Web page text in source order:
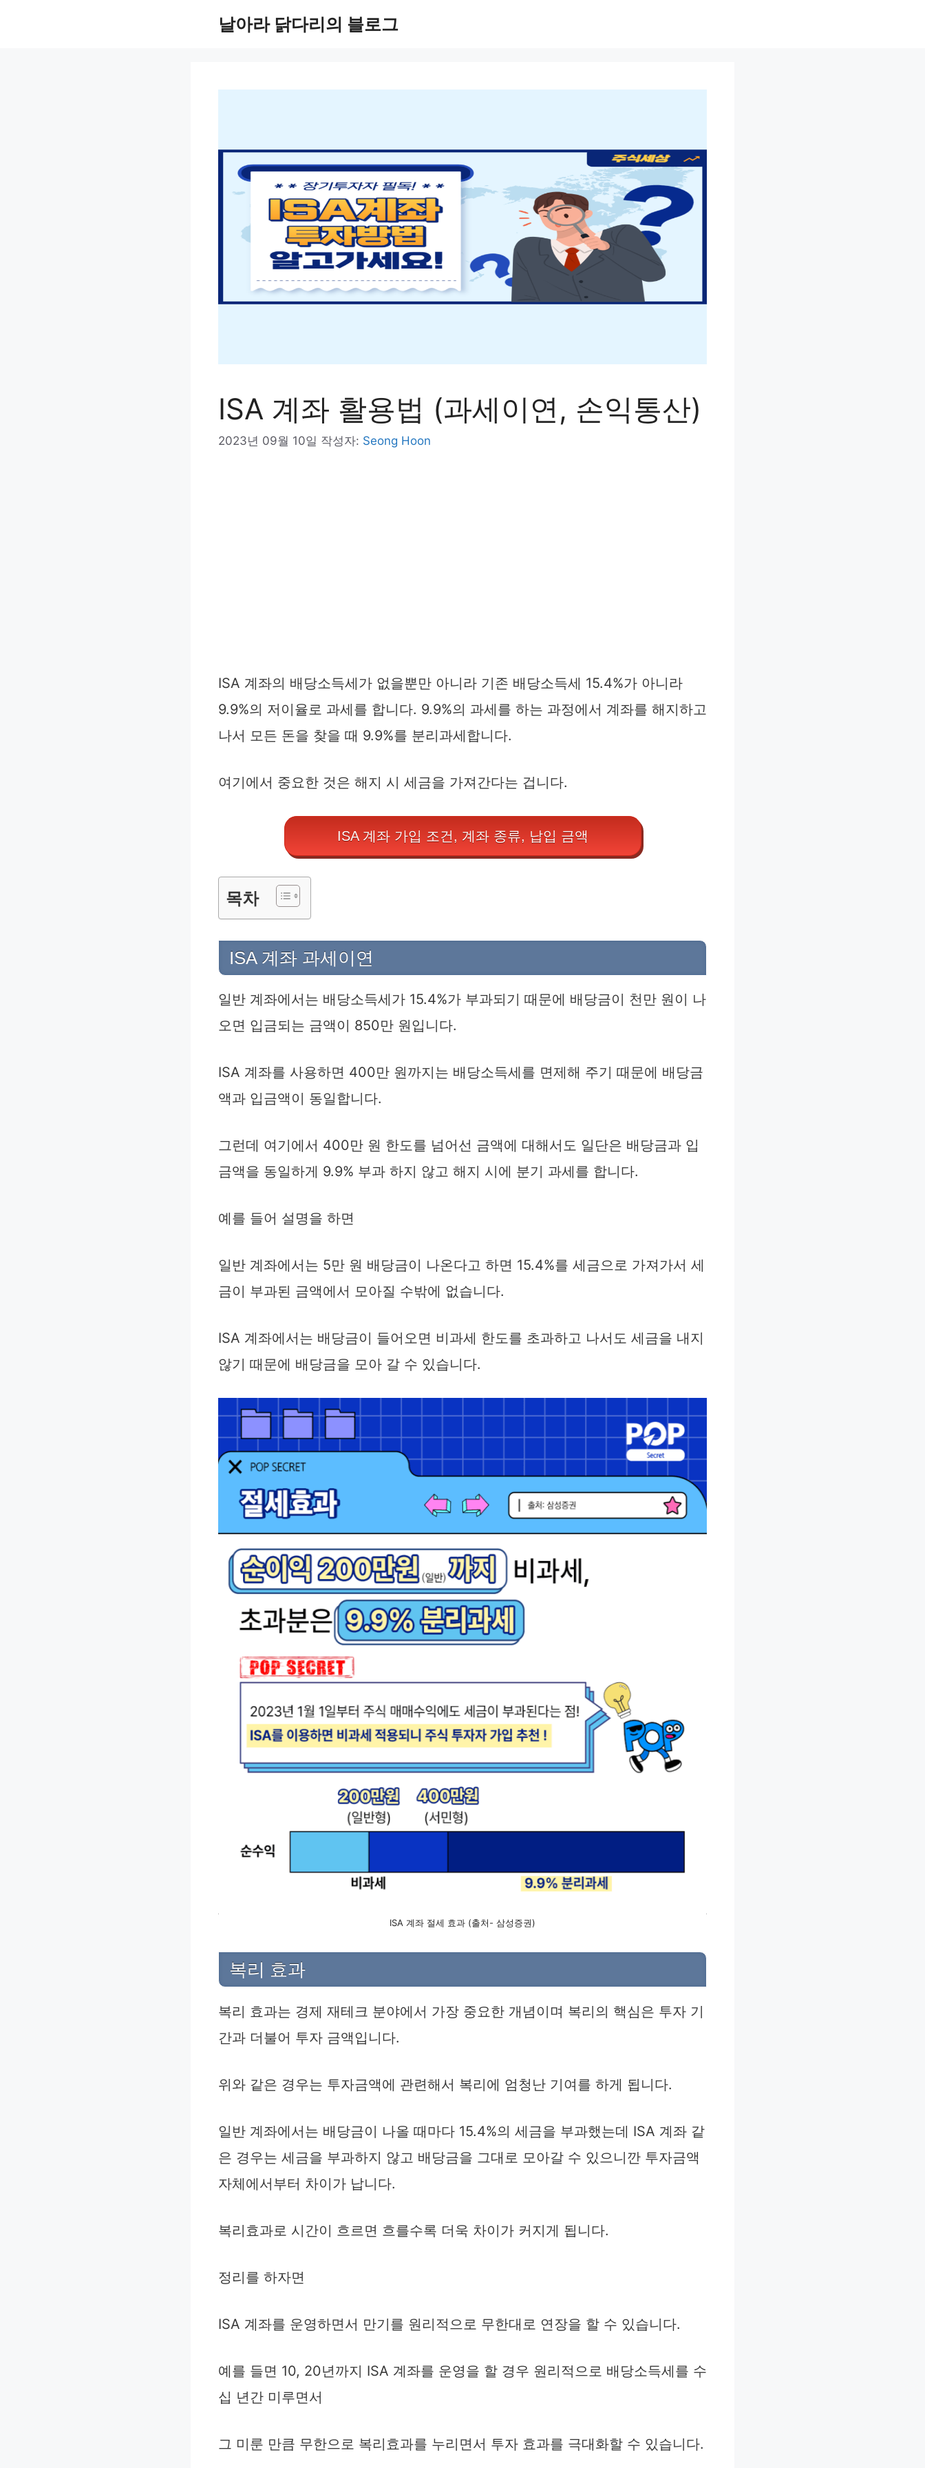
날아라 닭다리의 블로그
ISA 계좌 활용법 (과세이연, 손익통산)
2023년 09월 10일 작성자: Seong Hoon
ISA 계좌의 배당소득세가 없을뿐만 아니라 기존 배당소득세 15.4%가 아니라
9.9%의 저이율로 과세를 합니다. 9.9%의 과세를 하는 과정에서 계좌를 해지하고
나서 모든 돈을 찾을 때 9.9%를 분리과세합니다.
여기에서 중요한 것은 해지 시 세금을 가져간다는 겁니다.
ISA 계좌 가입 조건, 계좌 종류, 납입 금액
목차
ISA 계좌 과세이연
일반 계좌에서는 배당소득세가 15.4%가 부과되기 때문에 배당금이 천만 원이 나
오면 입금되는 금액이 850만 원입니다.
ISA 계좌를 사용하면 400만 원까지는 배당소득세를 면제해 주기 때문에 배당금
액과 입금액이 동일합니다.
그런데 여기에서 400만 원 한도를 넘어선 금액에 대해서도 일단은 배당금과 입
금액을 동일하게 9.9% 부과 하지 않고 해지 시에 분기 과세를 합니다.
예를 들어 설명을 하면
일반 계좌에서는 5만 원 배당금이 나온다고 하면 15.4%를 세금으로 가져가서 세
금이 부과된 금액에서 모아질 수밖에 없습니다.
ISA 계좌에서는 배당금이 들어오면 비과세 한도를 초과하고 나서도 세금을 내지
않기 때문에 배당금을 모아 갈 수 있습니다.
ISA 계좌 절세 효과 (출처- 삼성증권)
복리 효과
복리 효과는 경제 재테크 분야에서 가장 중요한 개념이며 복리의 핵심은 투자 기
간과 더불어 투자 금액입니다.
위와 같은 경우는 투자금액에 관련해서 복리에 엄청난 기여를 하게 됩니다.
일반 계좌에서는 배당금이 나올 때마다 15.4%의 세금을 부과했는데 ISA 계좌 같
은 경우는 세금을 부과하지 않고 배당금을 그대로 모아갈 수 있으니깐 투자금액
자체에서부터 차이가 납니다.
복리효과로 시간이 흐르면 흐를수록 더욱 차이가 커지게 됩니다.
정리를 하자면
ISA 계좌를 운영하면서 만기를 원리적으로 무한대로 연장을 할 수 있습니다.
예를 들면 10, 20년까지 ISA 계좌를 운영을 할 경우 원리적으로 배당소득세를 수
십 년간 미루면서
그 미룬 만큼 무한으로 복리효과를 누리면서 투자 효과를 극대화할 수 있습니다.